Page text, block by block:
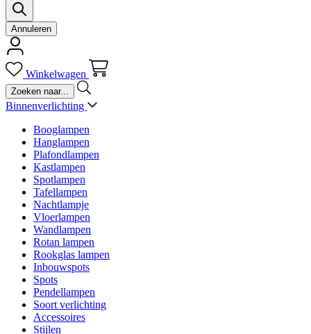
Annuleren
Winkelwagen
Binnenverlichting
Booglampen
Hanglampen
Plafondlampen
Kastlampen
Spotlampen
Tafellampen
Nachtlampje
Vloerlampen
Wandlampen
Rotan lampen
Rookglas lampen
Inbouwspots
Spots
Pendellampen
Soort verlichting
Accessoires
Stijlen